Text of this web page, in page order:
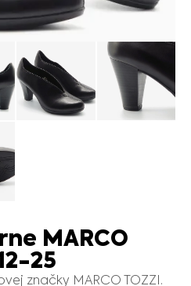
MARCO
25
značky MARCO TOZZI.